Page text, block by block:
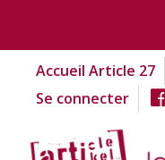
Accueil Article 27
Se connecter